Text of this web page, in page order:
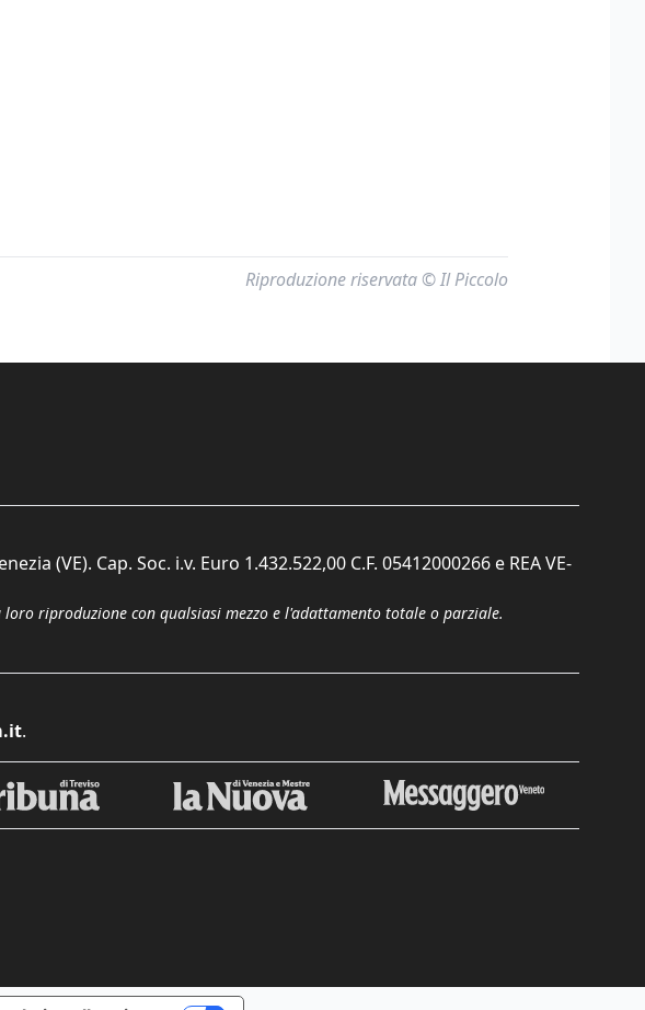
Riproduzione riservata © Il Piccolo
(VE). Cap. Soc. i.v. Euro 1.432.522,00 C.F. 05412000266 e REA VE-
riproduzione con qualsiasi mezzo e l'adattamento totale o parziale.
.